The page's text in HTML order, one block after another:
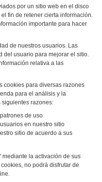
por un sitio web en el disco
fin de retener cierta información.
importante para hacer
de nuestros usuarios. Las
del usuario para mejorar el sitio.
relativa a las
cookies para diversas razones
para el análisis y la
razones:
de uso
en nuestro sitio
sitio de acuerdo a sus
mediante la activación de sus
no podrá disfrutar de